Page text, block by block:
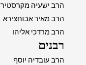
הרב ישעיה מקרסטיר
הרב מאיר אבוחצירא
הרב מרדכי אליהו
רבנים
הרב עובדיה יוסף